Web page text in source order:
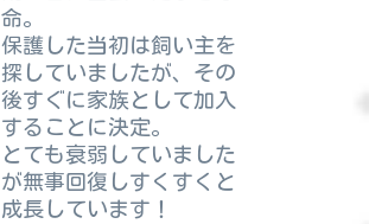
命。
保護した当初は飼い主を
探していましたが、その
後すぐに家族として加入
することに決定。
とても衰弱していました
が無事回復しすくすくと
成長しています！